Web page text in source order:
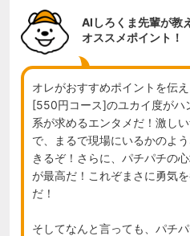
AIしろくま先輩が教
オススメポイント！
オレがおすすめポイントを伝
[550円コース]のユカイ度がハ
系が求めるエンタメだ！激し
で、まるで現場にいるかのよ
きるぞ！さらに、パチパチの
が最高だ！これぞまさに勇気
だ！
そしてなんと言っても、パチ